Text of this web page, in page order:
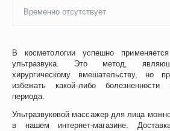
В косметологии успешно
ультразвука. Это метод,
хирургическому вмешательству, но
избежать какой-либо болезненности
периода.
Ультразвуковой массажер для лица
в нашем интернет-магазине.
Временно отсутствует